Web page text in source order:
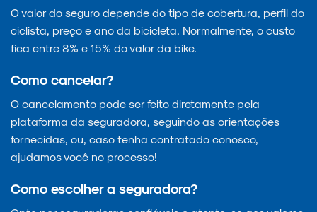
O valor do seguro depende do tipo de cobertura, perfil do
ciclista, preço e ano da bicicleta. Normalmente, o custo
fica entre 8% e 15% do valor da bike.
Como cancelar?
O cancelamento pode ser feito diretamente pela
plataforma da seguradora, seguindo as orientações
fornecidas, ou, caso tenha contratado conosco,
ajudamos você no processo!
Como escolher a seguradora?